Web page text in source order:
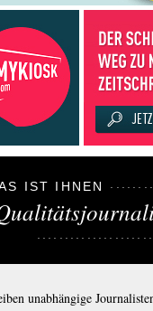
IST IHNEN
unabhängige